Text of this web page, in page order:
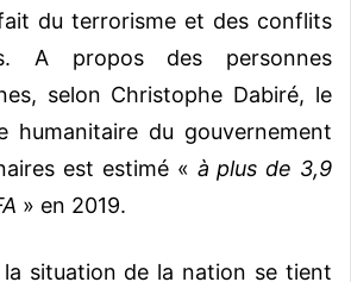
du terrorisme et des conflits
A propos des personnes
selon Christophe Dabiré, le
humanitaire du gouvernement
est estimé « à plus de 3,9
» en 2019.
situation de la nation se tient